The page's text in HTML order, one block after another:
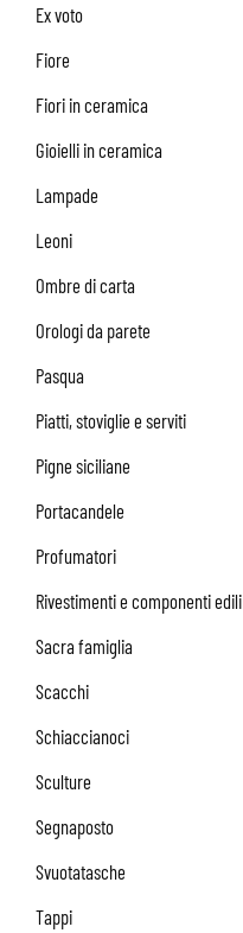
Ex voto
Fiore
Fiori in ceramica
Gioielli in ceramica
Lampade
Leoni
Ombre di carta
Orologi da parete
Pasqua
Piatti, stoviglie e serviti
Pigne siciliane
Portacandele
Profumatori
Rivestimenti e componenti edili
Sacra famiglia
Scacchi
Schiaccianoci
Sculture
Segnaposto
Svuotatasche
Tappi